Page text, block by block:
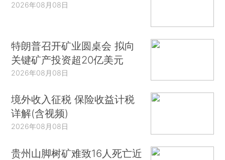
2026年08月08日
特朗普召开矿业圆桌会 拟向
关键矿产投资超20亿美元
2026年08月08日
境外收入征税 保险收益计税
详解(含视频)
2026年08月08日
贵州山脚树矿难致16人死亡近